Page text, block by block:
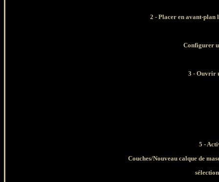
2 - Placer en avant-plan
Configurer
3 - Ouvrir
5 -
Couches/Nouveau calque de